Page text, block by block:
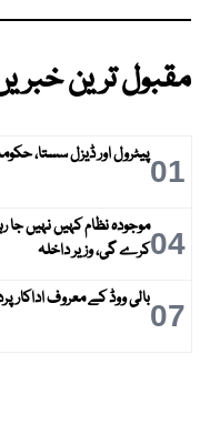
مقبول ترین
01پیٹرول اور ڈیزل سستا،
04موجودہ نظام کہیں نہیں
کرے گی، وزیر داخلہ
07بالی ووڈ کے معروف اداکار